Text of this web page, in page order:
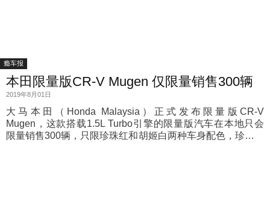
瘾车报
本田限量版CR-V Mugen 仅限量销售300辆
2019年8月01日
大马本田（Honda Malaysia）正式发布限量版CR-V
Mugen，这款搭载1.5L Turbo引擎的限量版汽车在本地只会
限量销售300辆，只限珍珠红和胡姬白两种车身配色，珍珠红